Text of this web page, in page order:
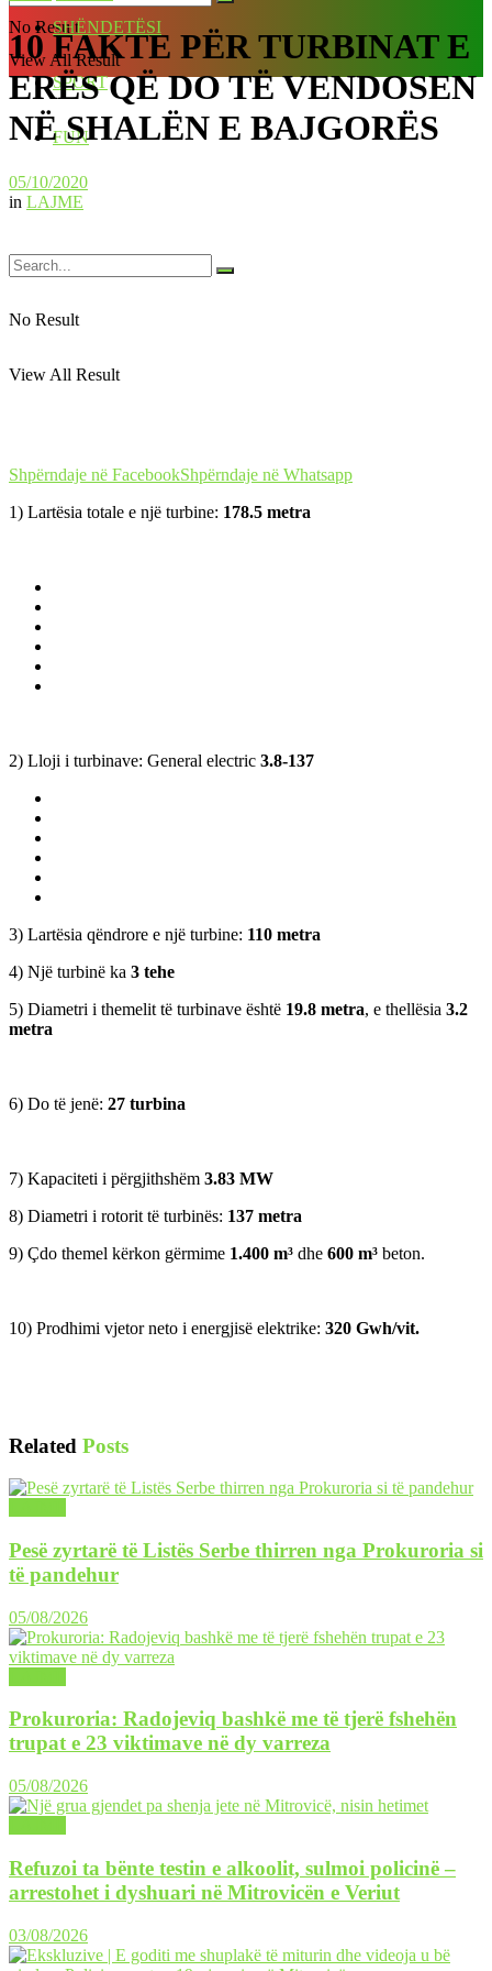
No Result
View All Result
SHËNDETËSI
SPORT
FUN
No Result
View All Result
10 FAKTE PËR TURBINAT E
ERËS QË DO TË VENDOSEN
NË SHALËN E BAJGORËS
05/10/2020
in LAJME
Shpërndaje në FacebookShpërndaje në Whatsapp
1) Lartësia totale e një turbine: 178.5 metra
2) Lloji i turbinave: General electric 3.8-137
3) Lartësia qëndrore e një turbine: 110 metra
4) Një turbinë ka 3 tehe
5) Diametri i themelit të turbinave është 19.8 metra, e thellësia 3.2
metra
6) Do të jenë: 27 turbina
7) Kapaciteti i përgjithshëm 3.83 MW
8) Diametri i rotorit të turbinës: 137 metra
9) Çdo themel kërkon gërmime 1.400 m³ dhe 600 m³ beton.
10) Prodhimi vjetor neto i energjisë elektrike: 320 Gwh/vit.
Related Posts
Pesë zyrtarë të Listës Serbe thirren nga Prokuroria si
të pandehur
05/08/2026
Prokuroria: Radojeviq bashkë me të tjerë fshehën
trupat e 23 viktimave në dy varreza
05/08/2026
Refuzoi ta bënte testin e alkoolit, sulmoi policinë –
arrestohet i dyshuari në Mitrovicën e Veriut
03/08/2026